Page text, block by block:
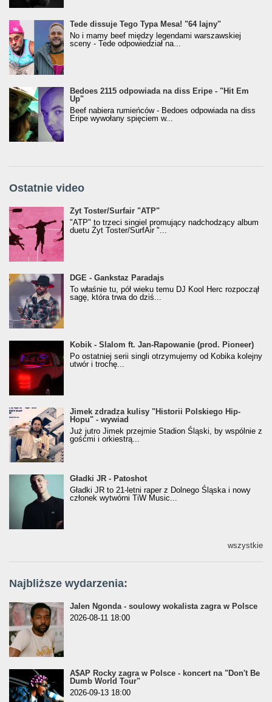
Tede dissuje Tego Typa Mesa! "64 lajny"
No i mamy beef między legendami warszawskiej
sceny - Tede odpowiedział na...
Bedoes 2115 odpowiada na diss Eripe - "Hit Em
Up"
Beef nabiera rumieńców - Bedoes odpowiada na diss
Eripe wywołany spięciem w...
Ostatnie video
Żyt Toster/SurfAir - ATP VIDEO
Żyt Toster/Surfair "ATP"
"ATP" to trzeci singiel promujący nadchodzący album
duetu Żyt Toster/SurfAir "...
donGURALesko z nagrodą za
Klasyczny/Trueschoolowy Album Roku
(Popkillery 2023)
DGE - Gankstaz Paradajs
To właśnie tu, pół wieku temu DJ Kool Herc rozpoczął
sagę, która trwa do dziś...
Kobik - Slalom ft. Jan-Rapowanie (prod. Pioneer)
[Official Music Visualiser]
Kobik - Slalom ft. Jan-Rapowanie (prod. Pioneer)
Po ostatniej serii singli otrzymujemy od Kobika kolejny
utwór i trochę...
Jimek zdradza kulisy "Historii Polskiego Hip-
Hopu" - wywiad
Jimek zdradza kulisy "Historii Polskiego Hip-
Hopu" - wywiad
Już jutro Jimek przejmie Stadion Śląski, by wspólnie z
gośćmi i orkiestrą...
Gładki JR - Patoshot
Gładki JR - Patoshot
Gładki JR to 21-letni raper z Dolnego Śląska i nowy
członek wytwórni TiW Music...
wszystkie
Najbliższe wydarzenia:
Jalen Ngonda - soulowy wokalista zagra w Polsce
2026-08-11 18:00
A$AP Rocky zagra w Polsce - koncert na "Don't Be
Dumb World Tour"
2026-09-13 18:00